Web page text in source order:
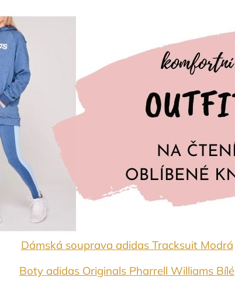
Dámská souprava adidas Tracksuit Modrá
Boty adidas Originals Pharrell Williams Bílé